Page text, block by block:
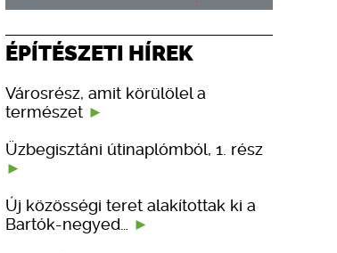
ÉPÍTÉSZETI HÍREK
Városrész, amit körülölel a
természet
Üzbegisztáni útinaplómból, 1. rész
Új közösségi teret alakítottak ki a
Bartók-negyed…